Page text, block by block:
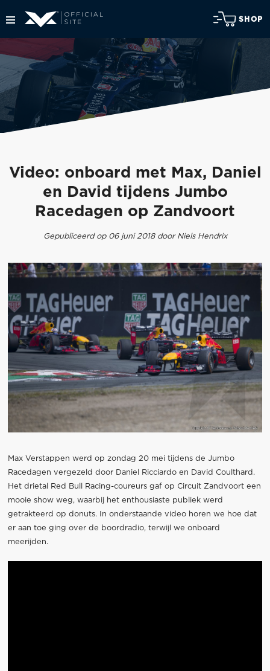
SHOP
Video: onboard met Max, Daniel
en David tijdens Jumbo
Racedagen op Zandvoort
Gepubliceerd op 06 juni 2018 door Niels Hendrix
Max Verstappen werd op zondag 20 mei tijdens de Jumbo
Racedagen vergezeld door Daniel Ricciardo en David Coulthard.
Het drietal Red Bull Racing-coureurs gaf op Circuit Zandvoort een
mooie show weg, waarbij het enthousiaste publiek werd
getrakteerd op donuts. In onderstaande video horen we hoe dat
er aan toe ging over de boordradio, terwijl we onboard
meerijden.